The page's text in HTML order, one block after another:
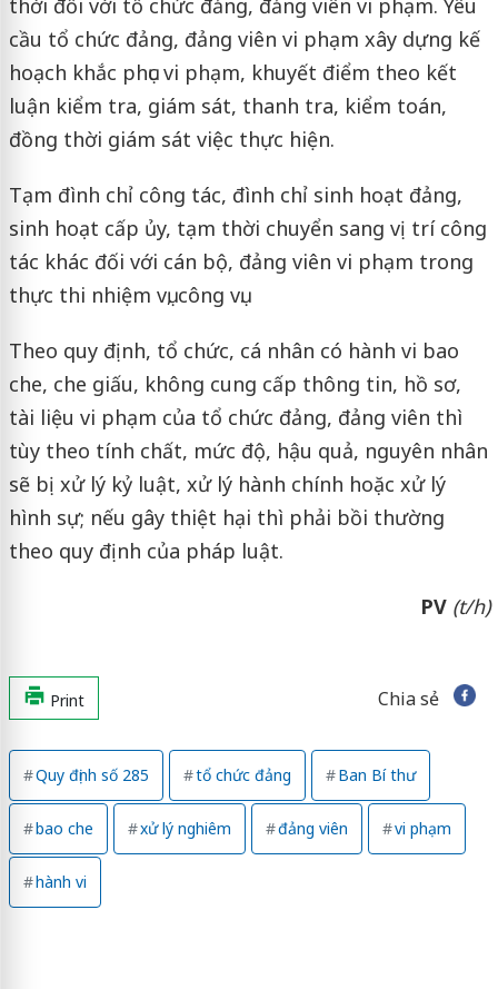
cầu tổ chức đảng, đảng viên vi phạm xây dựng kế
hoạch khắc phục vi phạm, khuyết điểm theo kết
luận kiểm tra, giám sát, thanh tra, kiểm toán,
đồng thời giám sát việc thực hiện.
Tạm đình chỉ công tác, đình chỉ sinh hoạt đảng,
sinh hoạt cấp ủy, tạm thời chuyển sang vị trí công
tác khác đối với cán bộ, đảng viên vi phạm trong
thực thi nhiệm vụ, công vụ.
Theo quy định, tổ chức, cá nhân có hành vi bao
che, che giấu, không cung cấp thông tin, hồ sơ,
tài liệu vi phạm của tổ chức đảng, đảng viên thì
tùy theo tính chất, mức độ, hậu quả, nguyên nhân
sẽ bị xử lý kỷ luật, xử lý hành chính hoặc xử lý
hình sự; nếu gây thiệt hại thì phải bồi thường
theo quy định của pháp luật.
PV (t/h)
Print Chia sẻ
Quy định số 285 tổ chức đảng Ban Bí thư
bao che xử lý nghiêm đảng viên vi phạm
hành vi